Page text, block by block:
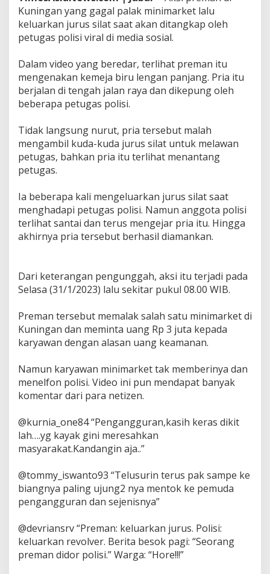
i
n
i
m
r
k
e
t
e
l
u
a
n
J
u
r
i
l
H
a
d
p
P
o
i
i
Kuningan yang gagal palak minimarket lalu
keluarkan jurus silat saat akan ditangkap oleh
petugas polisi viral di media sosial.
Dalam video yang beredar, terlihat preman itu
mengenakan kemeja biru lengan panjang. Pria itu
berjalan di tengah jalan raya dan dikepung oleh
beberapa petugas polisi.
Tidak langsung nurut, pria tersebut malah
mengambil kuda-kuda jurus silat untuk melawan
petugas, bahkan pria itu terlihat menantang
petugas.
Ia beberapa kali mengeluarkan jurus silat saat
menghadapi petugas polisi. Namun anggota polisi
terlihat santai dan terus mengejar pria itu. Hingga
akhirnya pria tersebut berhasil diamankan.
Dari keterangan pengunggah, aksi itu terjadi pada
Selasa (31/1/2023) lalu sekitar pukul 08.00 WIB.
Preman tersebut memalak salah satu minimarket di
Kuningan dan meminta uang Rp 3 juta kepada
karyawan dengan alasan uang keamanan.
Namun karyawan minimarket tak memberinya dan
menelfon polisi. Video ini pun mendapat banyak
komentar dari para netizen.
@kurnia_one84 “Pengangguran,kasih keras dikit
lah….yg kayak gini meresahkan
masyarakat.Kandangin aja..”
@tommy_iswanto93 “Telusurin terus pak sampe ke
biangnya paling ujung2 nya mentok ke pemuda
pengangguran dan sejenisnya”
@devriansrv “Preman: keluarkan jurus. Polisi:
keluarkan revolver. Berita besok pagi: “Seorang
preman didor polisi.” Warga: “Hore!!!”